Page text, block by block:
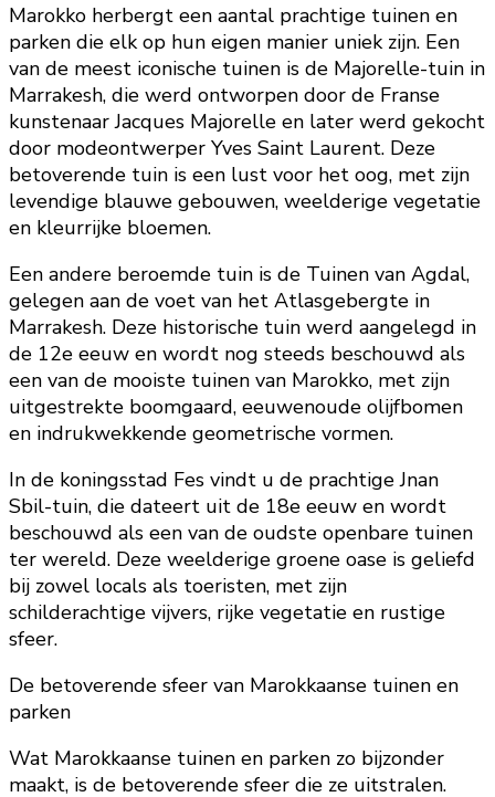
Marokko herbergt een aantal prachtige tuinen en
parken die elk op hun eigen manier uniek zijn. Een
van de meest iconische tuinen is de Majorelle-tuin in
Marrakesh, die werd ontworpen door de Franse
kunstenaar Jacques Majorelle en later werd gekocht
door modeontwerper Yves Saint Laurent. Deze
betoverende tuin is een lust voor het oog, met zijn
levendige blauwe gebouwen, weelderige vegetatie
en kleurrijke bloemen.
Een andere beroemde tuin is de Tuinen van Agdal,
gelegen aan de voet van het Atlasgebergte in
Marrakesh. Deze historische tuin werd aangelegd in
de 12e eeuw en wordt nog steeds beschouwd als
een van de mooiste tuinen van Marokko, met zijn
uitgestrekte boomgaard, eeuwenoude olijfbomen
en indrukwekkende geometrische vormen.
In de koningsstad Fes vindt u de prachtige Jnan
Sbil-tuin, die dateert uit de 18e eeuw en wordt
beschouwd als een van de oudste openbare tuinen
ter wereld. Deze weelderige groene oase is geliefd
bij zowel locals als toeristen, met zijn
schilderachtige vijvers, rijke vegetatie en rustige
sfeer.
De betoverende sfeer van Marokkaanse tuinen en
parken
Wat Marokkaanse tuinen en parken zo bijzonder
maakt, is de betoverende sfeer die ze uitstralen.